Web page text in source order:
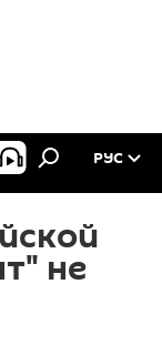
РУС
не